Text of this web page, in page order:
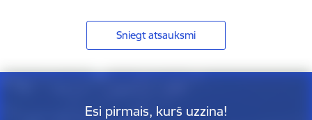
Sniegt atsauksmi
Esi pirmais, kurš uzzina!